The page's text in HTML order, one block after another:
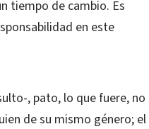
tiempo de cambio. Es
en este
, pato, lo que fuere, no
de su mismo género; el